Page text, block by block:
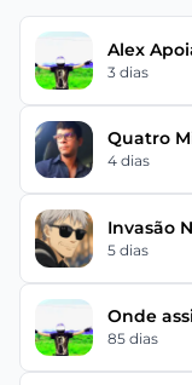
Alex
3 dias
Quatro
4 dias
Invasão
5 dias
Onde
85 dias